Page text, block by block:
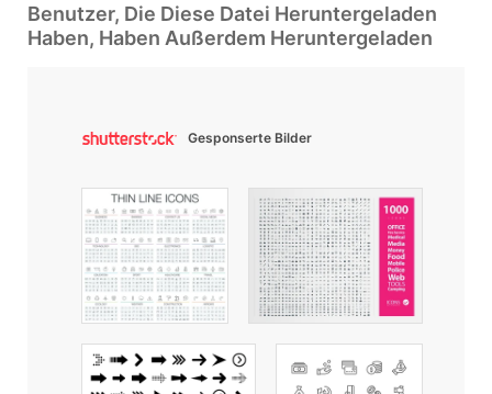
Benutzer, Die Diese Datei Heruntergeladen
Haben, Haben Außerdem Heruntergeladen
Gesponserte Bilder